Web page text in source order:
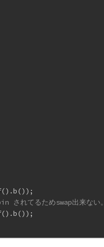
てるためswap出来ない。